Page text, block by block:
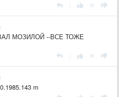
МОЗИЛОЙ --ВСЕ ТОЖЕ
m